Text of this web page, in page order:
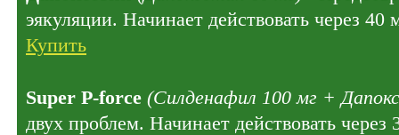
эякуляции. Начинает действовать через
Купить
Super P-force (Силденафил 100 мг +
двух проблем. Начинает действовать